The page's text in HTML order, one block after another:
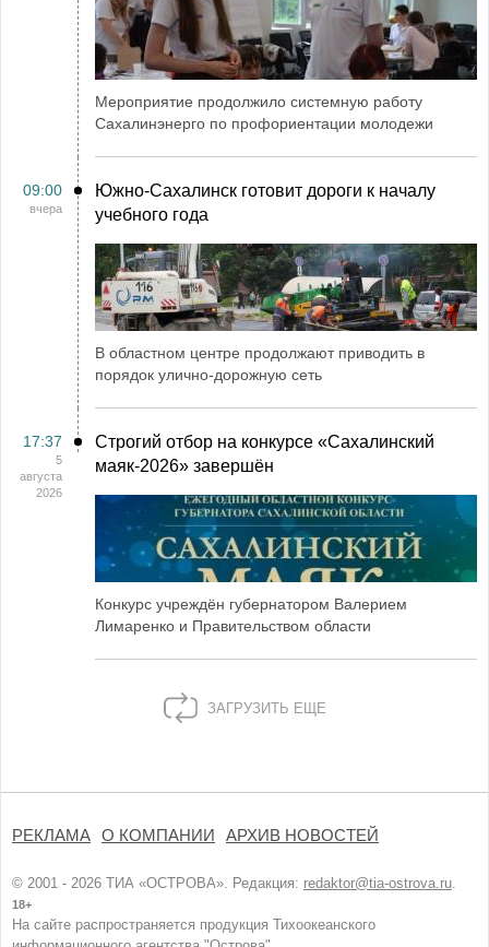
Мероприятие продолжило системную работу
Сахалинэнерго по профориентации молодежи
09:00
вчера
Южно-Сахалинск готовит дороги к началу
учебного года
В областном центре продолжают приводить в
порядок улично-дорожную сеть
17:37
5
августа
2026
Строгий отбор на конкурсе «Сахалинский
маяк‑2026» завершён
Конкурс учреждён губернатором Валерием
Лимаренко и Правительством области
ЗАГРУЗИТЬ ЕЩЕ
РЕКЛАМА О КОМПАНИИ АРХИВ НОВОСТЕЙ
© 2001 - 2026 ТИА «ОСТРОВА». Редакция: redaktor@tia-ostrova.ru.
18+
На сайте распространяется продукция Тихоокеанского